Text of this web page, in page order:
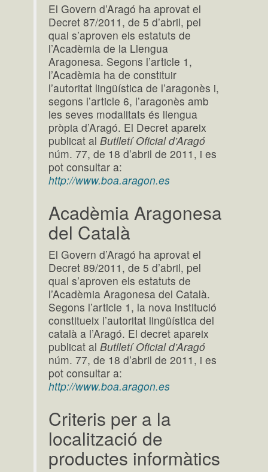
El Govern d’Aragó ha aprovat el
Decret 87/2011, de 5 d’abril, pel
qual s’aproven els estatuts de
l’Acadèmia de la Llengua
Aragonesa. Segons l’article 1,
l’Acadèmia ha de constituir
l’autoritat lingüística de l’aragonès i,
segons l’article 6, l’aragonès amb
les seves modalitats és llengua
pròpia d’Aragó. El Decret apareix
publicat alButlletí Oficial d’Aragó
núm. 77, de 18 d’abril de 2011, i es
pot consultar a:
http://www.boa.aragon.es
Acadèmia Aragonesa
del Català
El Govern d’Aragó ha aprovat el
Decret 89/2011, de 5 d’abril, pel
qual s’aproven els estatuts de
l’Acadèmia Aragonesa del Català.
Segons l’article 1, la nova institució
constitueix l’autoritat lingüística del
català a l’Aragó. El decret apareix
publicat alButlletí Oficial d’Aragó
núm. 77, de 18 d’abril de 2011, i es
pot consultar a:
http://www.boa.aragon.es
Criteris per a la
localització de
productes informàtics